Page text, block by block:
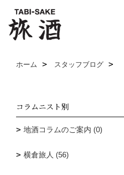
ホーム スタッフブログ
コラムニスト別
地酒コラムのご案内 (0)
横倉旅人 (56)